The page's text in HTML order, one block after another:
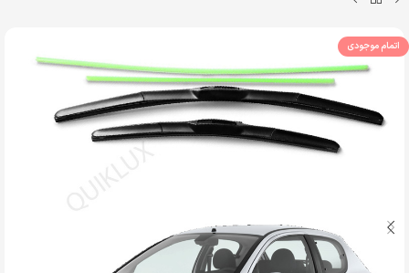
اتمام موجودی